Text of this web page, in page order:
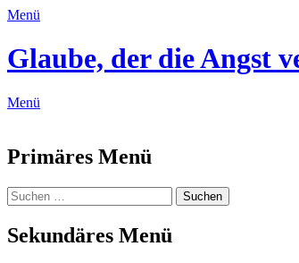
Menü
Glaube, der die Angst
Menü
Primäres Menü
Zum
Inhalt
springen
Suchen
Suchen
nach:
Sekundäres Menü